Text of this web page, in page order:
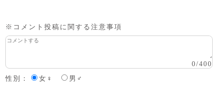
※コメント投稿に関する注意事項
0/400
性別：
女♀ 男♂